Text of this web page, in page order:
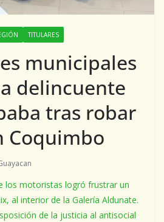
TITULARES
municipales
delincuente
tras robar
Coquimbo
los motoristas logró frustrar un
al interior de la Galería Aldunate.
de la justicia al antisocial